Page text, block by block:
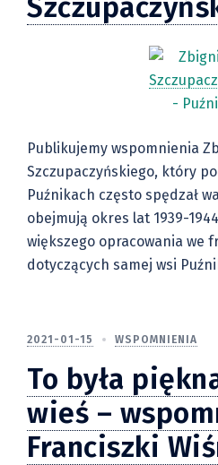
Publikujemy wspomnienia
Szczupaczyńskiego, który
Puźnikach często spędzał
obejmują okres lat 1939-
większego opracowania we
dotyczących samej wsi
2021-01-15 WSPOMNIENIA
To była
wieś –
Franciszki